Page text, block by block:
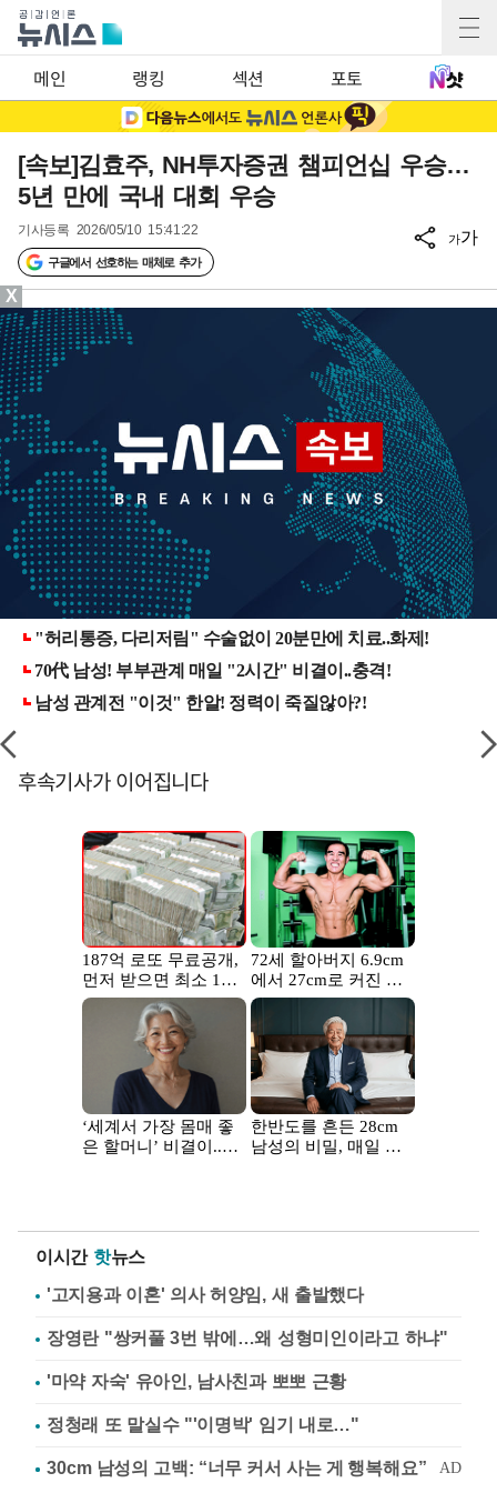
메인 랭킹 섹션 포토
[속보]김효주, NH투자증권 챔피언십 우승…
5년 만에 국내 대회 우승
기사등록 2026/05/10 15:41:22
구글에서 선호하는 매체로 추가
가가
후속기사가 이어집니다
이시간 핫뉴스
'고지용과 이혼' 의사 허양임, 새 출발했다
장영란 "쌍커풀 3번 밖에…왜 성형미인이라고 하냐"
'마약 자숙' 유아인, 남사친과 뽀뽀 근황
정청래 또 말실수 "'이명박' 임기 내로…"
X